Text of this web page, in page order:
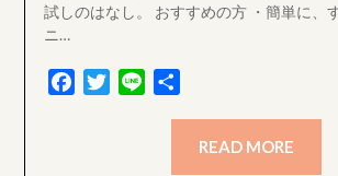
試しのはなし。 おすすめの方 ・簡単に、
ニ…
FacebookTwitter
Line
READ MORE